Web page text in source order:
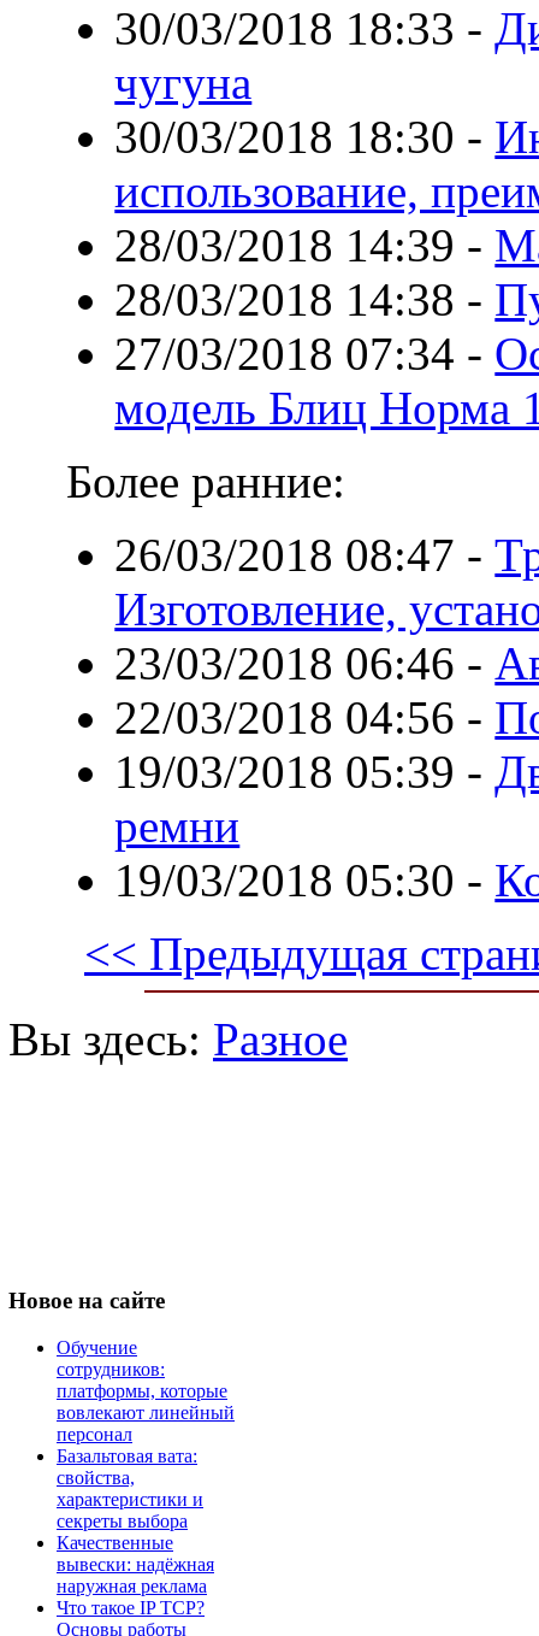
30/03/2018 18:33 -
чугуна
30/03/2018 18:30 -
использование,
28/03/2018 14:39 -
28/03/2018 14:38 -
27/03/2018 07:34 -
модель Блиц Норма
Более ранние:
26/03/2018 08:47 -
Изготовление,
23/03/2018 06:46 -
22/03/2018 04:56 -
19/03/2018 05:39 -
ремни
19/03/2018 05:30 -
<< Предыдущая
Вы здесь: Разное
Новое на сайте
Обучение
сотрудников:
платформы, которые
вовлекают линейный
персонал
Базальтовая вата:
свойства,
характеристики и
секреты выбора
Качественные
вывески: надёжная
наружная реклама
Что такое IP TCP?
Основы работы